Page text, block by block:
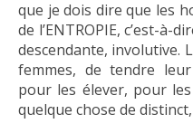
que je dois dire que les
de l’ENTROPIE, c’est-à-
descendante, involutive.
femmes, de tendre
pour les élever, pour
quelque chose de